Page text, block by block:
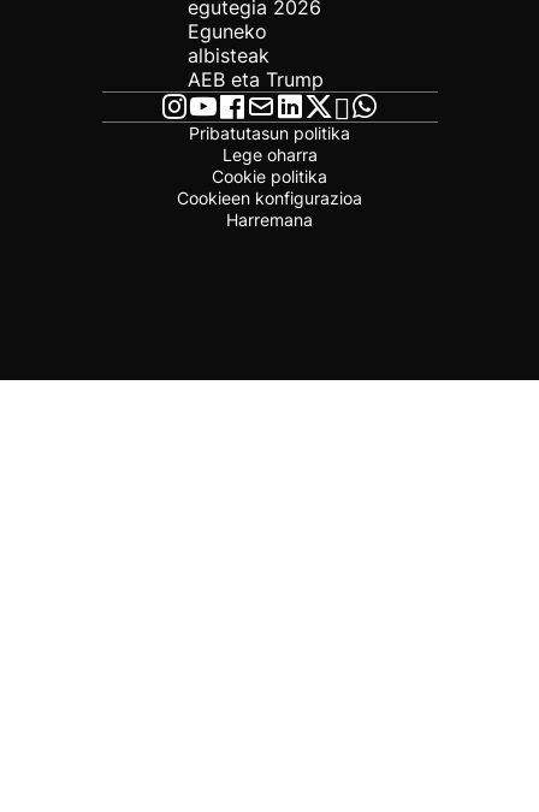
egutegia 2026
Eguneko
albisteak
AEB eta Trump
Pribatutasun politika
Lege oharra
Cookie politika
Cookieen konfigurazioa
Harremana